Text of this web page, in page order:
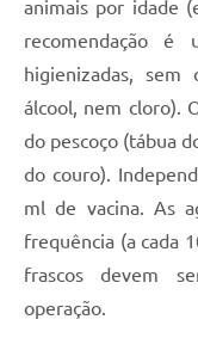
animais por idade
recomendação é
higienizadas,
álcool, nem cloro).
do pescoço (tábua
do couro).
ml de vacina. As
frequência (a cada
frascos devem
operação.